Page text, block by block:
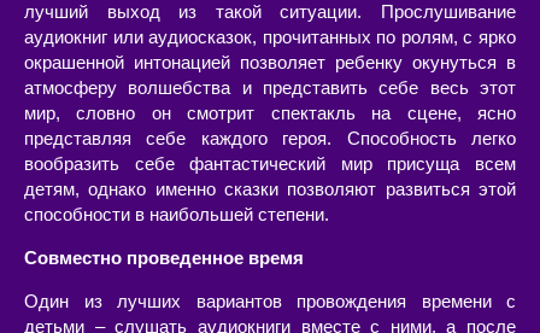
лучший выход из такой ситуации. Прослушивание
аудиокниг или аудиосказок, прочитанных по ролям, с ярко
окрашенной интонацией позволяет ребенку окунуться в
атмосферу волшебства и представить себе весь этот
мир, словно он смотрит спектакль на сцене, ясно
представляя себе каждого героя. Способность легко
вообразить себе фантастический мир присуща всем
детям, однако именно сказки позволяют развиться этой
способности в наибольшей степени.
Совместно проведенное время
Один из лучших вариантов провождения времени с
детьми – слушать аудиокниги вместе с ними, а после